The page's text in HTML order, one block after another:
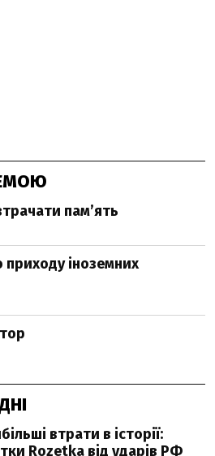
пам’ять
приходу іноземних
втрати в історії:
Rozetka від ударів РФ